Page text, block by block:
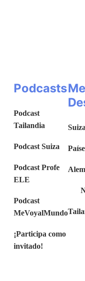
Podcasts
Podcast
Tailandia
Podcast Suiza
Podcast Profe
ELE
Podcast
MeVoyalMundo
¡Participa como
invitado!
Suiza